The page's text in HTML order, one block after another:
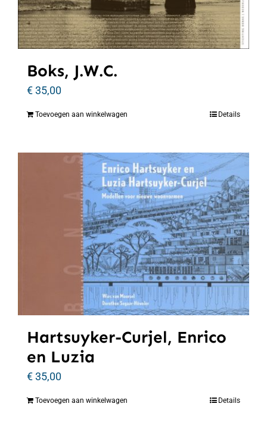
Boks, J.W.C.
€35,00
Toevoegen aan winkelwagen Details
Hartsuyker-Curjel, Enrico
en Luzia
€35,00
Toevoegen aan winkelwagen Details